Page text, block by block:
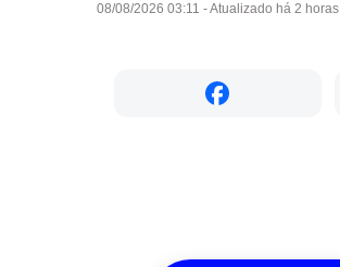
08/08/2026 03:11 - Atualizado há 2 horas